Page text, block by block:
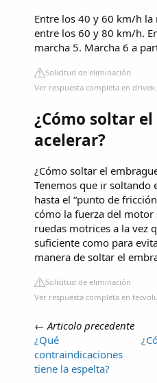
Entre los 40 y 60 km/h la
entre los 60 y 80 km/h.
marcha 5. Marcha 6 a
Solicitud de eliminación
Ver respuesta completa en
¿Cómo soltar
acelerar?
¿Cómo soltar el
Tenemos que ir soltando
hasta el “punto de
cómo la fuerza del motor
ruedas motrices a la vez
suficiente como para
manera de soltar el
Solicitud de eliminación
Ver respuesta completa en
← Articolo precedente
¿Qué
contraindicaciones
tiene la espelta?